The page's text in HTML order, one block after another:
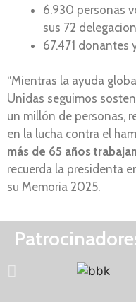
6.930 personas
sus 72
67.471 donantes
“Mientras la ayuda
Unidas seguimos
un millón de personas,
en la lucha contra el
más de 65 años
recuerda la presidenta
su Memoria 2025.